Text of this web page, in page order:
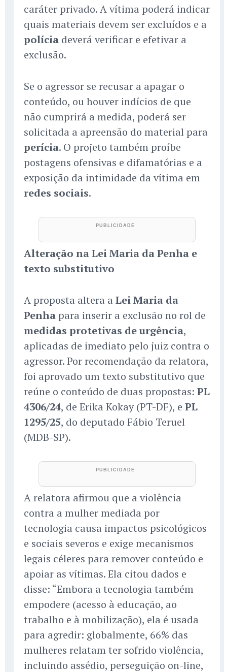
caráter privado. A vítima poderá indicar
quais materiais devem ser excluídos e a
polícia deverá verificar e efetivar a
exclusão.
Se o agressor se recusar a apagar o
conteúdo, ou houver indícios de que
não cumprirá a medida, poderá ser
solicitada a apreensão do material para
perícia. O projeto também proíbe
postagens ofensivas e difamatórias e a
exposição da intimidade da vítima em
redes sociais.
Alteração na Lei Maria da Penha e
texto substitutivo
A proposta altera a Lei Maria da
Penha para inserir a exclusão no rol de
medidas protetivas de urgência,
aplicadas de imediato pelo juiz contra o
agressor. Por recomendação da relatora,
foi aprovado um texto substitutivo que
reúne o conteúdo de duas propostas: PL
4306/24, de Erika Kokay (PT-DF), e PL
1295/25, do deputado Fábio Teruel
(MDB-SP).
A relatora afirmou que a violência
contra a mulher mediada por
tecnologia causa impactos psicológicos
e sociais severos e exige mecanismos
legais céleres para remover conteúdo e
apoiar as vítimas. Ela citou dados e
disse: “Embora a tecnologia também
empodere (acesso à educação, ao
trabalho e à mobilização), ela é usada
para agredir: globalmente, 66% das
mulheres relatam ter sofrido violência,
incluindo assédio, perseguição on-line,